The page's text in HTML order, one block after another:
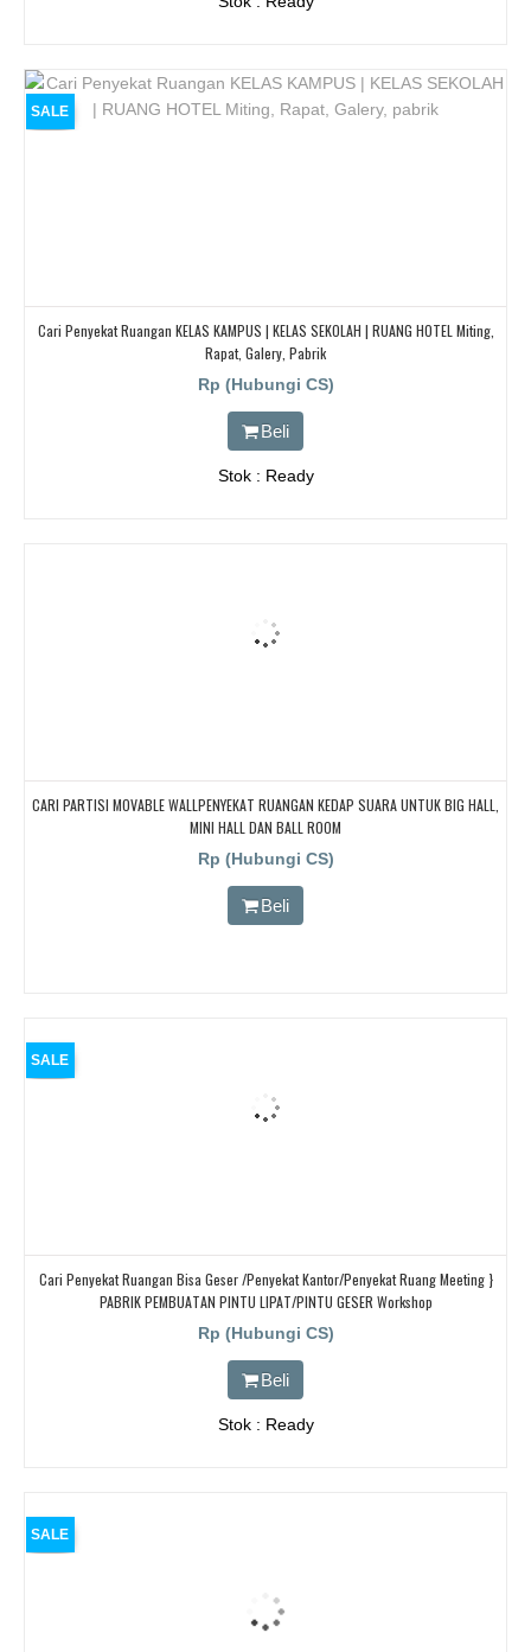
SALE
Cari Penyekat Ruangan KELAS KAMPUS | KELAS SEKOLAH | RUANG HOTEL Miting,
Rapat, Galery, Pabrik
Rp (Hubungi CS)
Beli
Stok : Ready
CARI PARTISI MOVABLE WALLPENYEKAT RUANGAN KEDAP SUARA UNTUK BIG HALL,
MINI HALL DAN BALL ROOM
Rp (Hubungi CS)
Beli
SALE
Cari Penyekat Ruangan Bisa Geser /Penyekat Kantor/Penyekat Ruang Meeting }
PABRIK PEMBUATAN PINTU LIPAT/PINTU GESER Workshop
Rp (Hubungi CS)
Beli
Stok : Ready
SALE